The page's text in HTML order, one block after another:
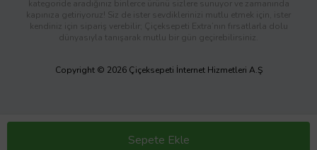
Sepete Ekle
kategoride aradığınız binlerce ürünü sizlere sunuyor ve zamanında
kapınıza getiriyoruz! Siz de ister sevdiklerinizi mutlu etmek için, ister
kendiniz için sipariş verebilir; Çiçeksepeti Extra’nın fırsatlarla dolu
dünyasıyla tanışarak mutlu bir gün geçirebilirsiniz.
Copyright © 2026 Çiçeksepeti İnternet Hizmetleri A.Ş